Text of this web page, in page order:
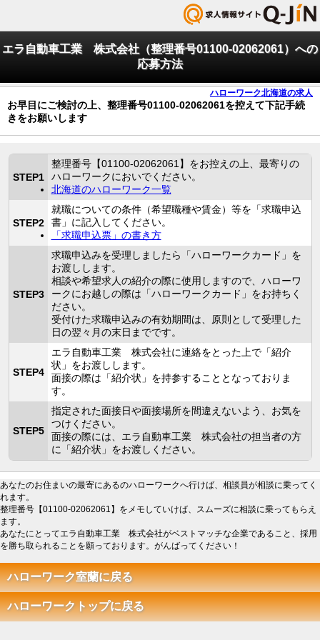
エラ自動車工業 株式会社（整理番号01100-02062061）への
応募方法
ハローワーク北海道の求人
お早目にご検討の上、整理番号01100-02062061を控えて下記手続
きをお願いします
STEP1
整理番号【01100-02062061】をお控えの上、最寄りの
ハローワークにおいでください。
北海道のハローワーク一覧
STEP2
就職についての条件（希望職種や賃金）等を「求職申込
書」に記入してください。
「求職申込票」の書き方
STEP3
求職申込みを受理しましたら「ハローワークカード」を
お渡しします。
相談や希望求人の紹介の際に使用しますので、ハローワ
ークにお越しの際は「ハローワークカード」をお持ちく
ださい。
受付けた求職申込みの有効期間は、原則として受理した
日の翌々月の末日までです。
STEP4
エラ自動車工業 株式会社に連絡をとった上で「紹介
状」をお渡しします。
面接の際は「紹介状」を持参することとなっておりま
す。
STEP5
指定された面接日や面接場所を間違えないよう、お気を
つけください。
面接の際には、エラ自動車工業 株式会社の担当者の方
に「紹介状」をお渡しください。
あなたのお住まいの最寄にあるのハローワークへ行けば、相談員が相談に乗ってく
れます。
整理番号【01100-02062061】をメモしていけば、スムーズに相談に乗ってもらえ
ます。
あなたにとってエラ自動車工業 株式会社がベストマッチな企業であること、採用
を勝ち取られることを願っております。がんばってください！
ハローワーク室蘭に戻る
ハローワークトップに戻る